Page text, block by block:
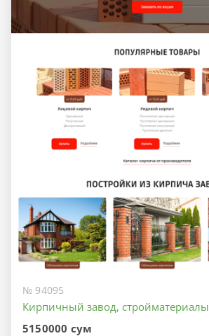
№ 94095
Кирпичный завод, стройматериалы
5150000 сум